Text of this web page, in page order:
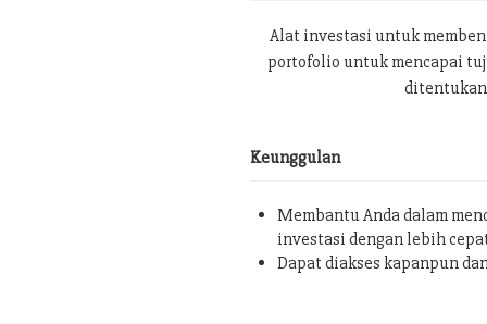
Alat investasi untuk
portofolio untuk mencapai
ditentukan
Keunggulan
Membantu Anda dalam
investasi dengan lebih
Dapat diakses kapanpun